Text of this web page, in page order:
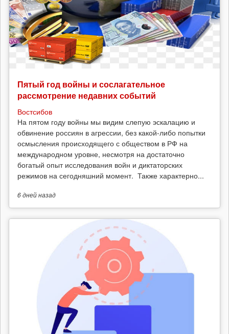
Пятый год войны и сослагательное
рассмотрение недавних событий
Востсибов
На пятом году войны мы видим слепую эскалацию и
обвинение россиян в агрессии, без какой-либо попытки
осмысления происходящего с обществом в РФ на
международном уровне, несмотря на достаточно
богатый опыт исследования войн и диктаторских
режимов на сегодняшний момент. Также характерно...
6 днейназад